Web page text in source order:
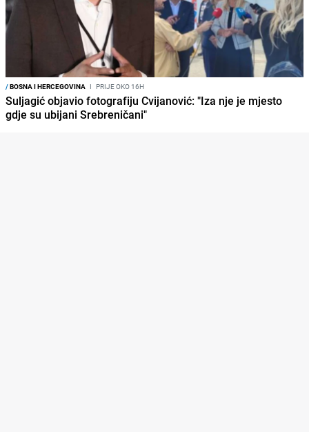
/BOSNA I HERCEGOVINA I PRIJE OKO 16H
Suljagić objavio fotografiju Cvijanović: "Iza nje je mjesto
gdje su ubijani Srebreničani"